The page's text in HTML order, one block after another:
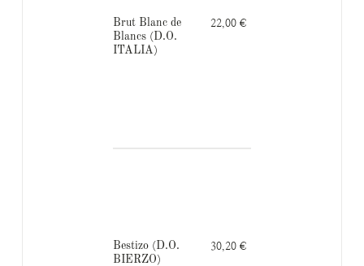
Brut Blanc de
Blancs (D.O.
ITALIA)
22,00 €
Bestizo (D.O.
BIERZO)
30,20 €